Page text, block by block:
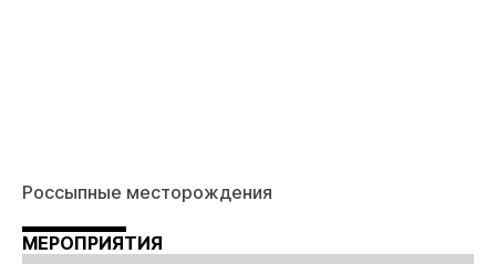
Россыпные месторождения
МЕРОПРИЯТИЯ